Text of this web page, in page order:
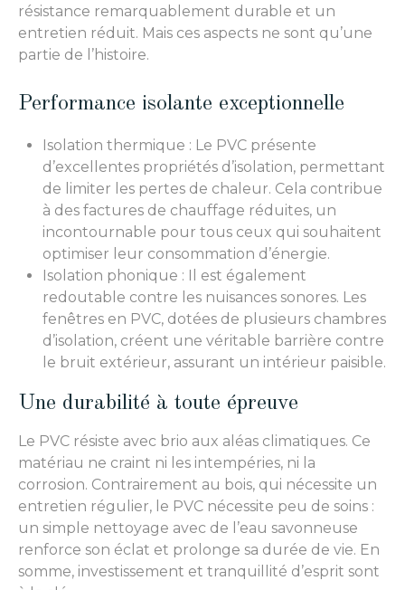
résistance remarquablement durable et un
entretien réduit. Mais ces aspects ne sont qu’une
partie de l’histoire.
Performance isolante exceptionnelle
Isolation thermique : Le PVC présente
d’excellentes propriétés d’isolation, permettant
de limiter les pertes de chaleur. Cela contribue
à des factures de chauffage réduites, un
incontournable pour tous ceux qui souhaitent
optimiser leur consommation d’énergie.
Isolation phonique : Il est également
redoutable contre les nuisances sonores. Les
fenêtres en PVC, dotées de plusieurs chambres
d’isolation, créent une véritable barrière contre
le bruit extérieur, assurant un intérieur paisible.
Une durabilité à toute épreuve
Le PVC résiste avec brio aux aléas climatiques. Ce
matériau ne craint ni les intempéries, ni la
corrosion. Contrairement au bois, qui nécessite un
entretien régulier, le PVC nécessite peu de soins :
un simple nettoyage avec de l’eau savonneuse
renforce son éclat et prolonge sa durée de vie. En
somme, investissement et tranquillité d’esprit sont